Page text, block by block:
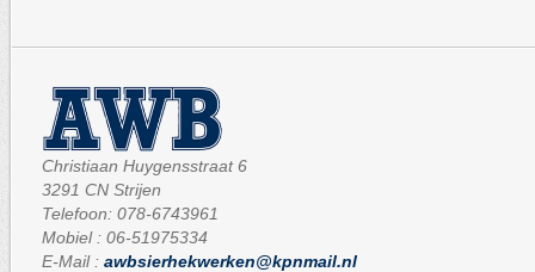
Christiaan Huygensstraat 6
3291 CN Strijen
Telefoon: 078-6743961
Mobiel : 06-51975334
E-Mail : awbsierhekwerken@kpnmail.nl